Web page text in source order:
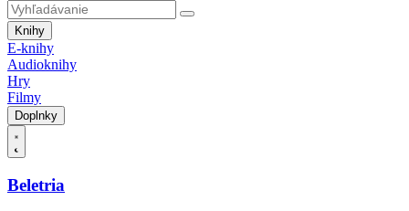
Knihy
E-knihy
Audioknihy
Hry
Filmy
Doplnky
Beletria